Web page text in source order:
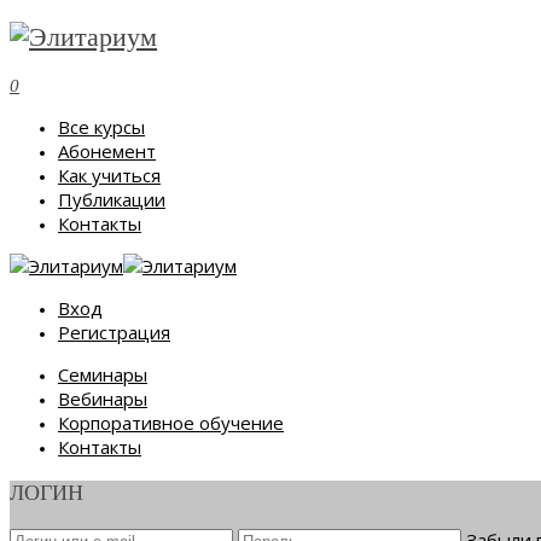
0
Все курсы
Абонемент
Как учиться
Публикации
Контакты
Вход
Регистрация
Семинары
Вебинары
Корпоративное обучение
Контакты
ЛОГИН